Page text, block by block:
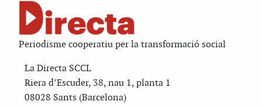
Periodisme cooperatiu per la transformació social
La Directa SCCL
Riera d’Escuder, 38, nau 1, planta 1
08028 Sants (Barcelona)